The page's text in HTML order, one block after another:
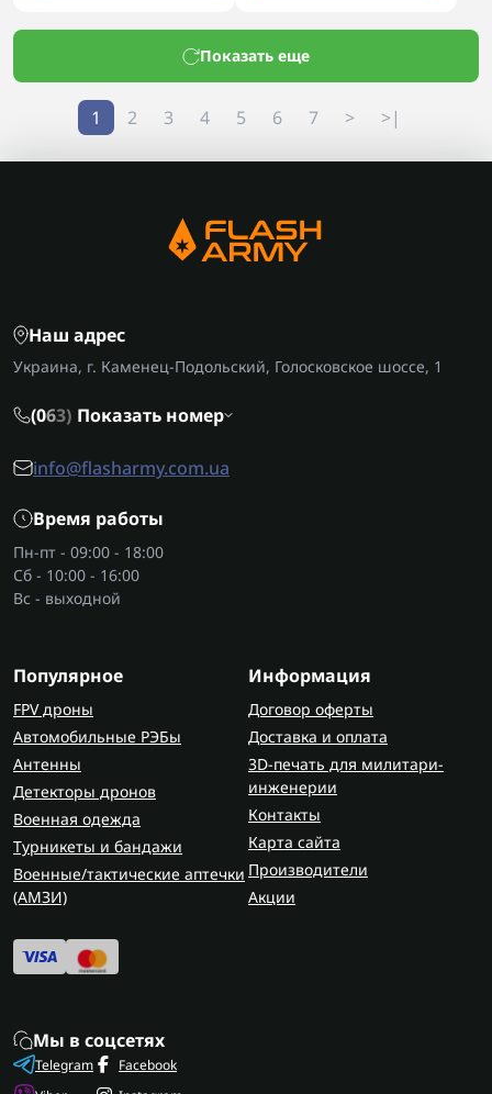
Показать еще
1 2 3 4 5 6 7 > >|
Наш адрес
Украина, г. Каменец-Подольский, Голосковское шоссе, 1
(063) Показать номер
info@flasharmy.com.ua
Время работы
Пн-пт - 09:00 - 18:00
Сб - 10:00 - 16:00
Вс - выходной
Популярное
FPV дроны
Автомобильные РЭБы
Антенны
Детекторы дронов
Военная одежда
Турникеты и бандажи
Военные/тактические аптечки
(AMЗИ)
Информация
Договор оферты
Доставка и оплата
3D-печать для милитари-
инженерии
Контакты
Карта сайта
Производители
Акции
Мы в соцсетях
Telegram
Facebook